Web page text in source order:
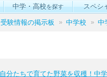
中学・高校を探す スペシ
受験情報の掲示板 中学校 中
自分たちで育てた野菜を収穫！中